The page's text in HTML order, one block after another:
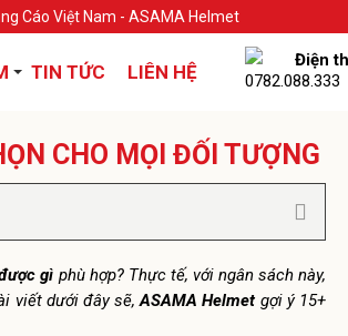
Cáo Việt Nam - ASAMA Helmet
TIN TỨC LIÊN HỆ
Điện
0782.088.333
CHO MỌI ĐỐI TƯỢNG
gì phù hợp? Thực tế, với ngân sách này,
viết dưới đây sẽ,ASAMA Helmetgợi ý 15+